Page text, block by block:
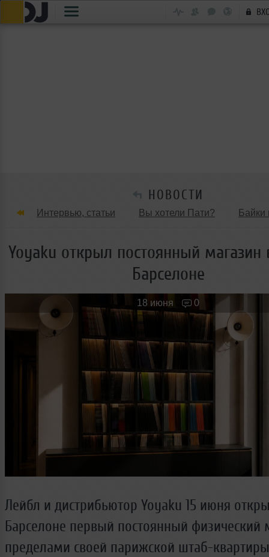
НОВОСТИ
Интервью, статьи Вы хотели Пати? Байки
Танцевальные стили Обзоры Вечеринок и
Мужчина & Женщина
Yoyaku открыл постоянный магазин
Барселоне
18 июня 0
Лейбл и дистрибьютор Yoyaku 15 июня
Барселоне первый постоянный физический
пределами своей парижской штаб-